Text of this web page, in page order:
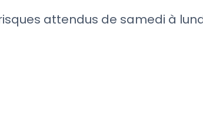
attendus de samedi à